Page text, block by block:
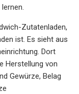
Zutatenladen,
ist. Es sieht aus
Dort
Herstellung von
Gewürze, Belag